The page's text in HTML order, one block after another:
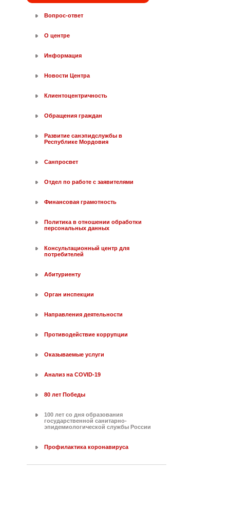
Вопрос-ответ
О центре
Информация
Новости Центра
Клиентоцентричность
Обращения граждан
Развитие санэпидслужбы в
Республике Мордовия
Санпросвет
Отдел по работе с заявителями
Финансовая грамотность
Политика в отношении обработки
персональных данных
Консультационный центр для
потребителей
Абитуриенту
Орган инспекции
Направления деятельности
Противодействие коррупции
Оказываемые услуги
Анализ на COVID-19
80 лет Победы
100 лет со дня образования
государственной санитарно-
эпидемиологической службы России
Профилактика коронавируса